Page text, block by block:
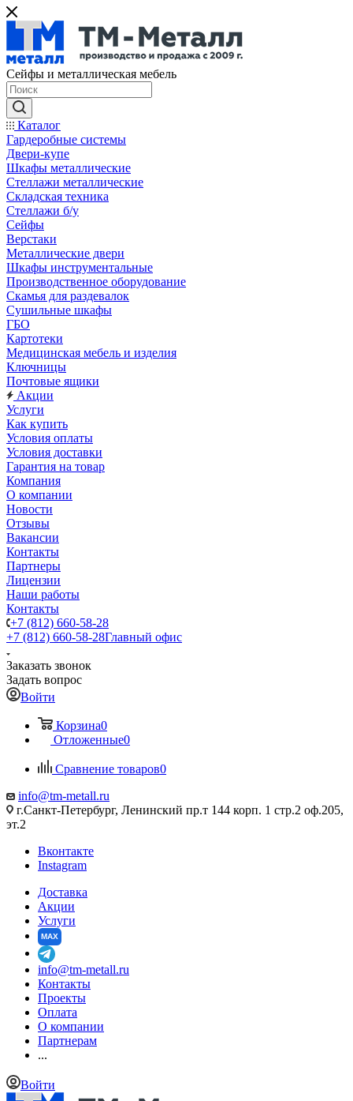
Сейфы и металлическая мебель
Каталог
Гардеробные системы
Двери-купе
Шкафы металлические
Стеллажи металлические
Складская техника
Стеллажи б/у
Сейфы
Верстаки
Металлические двери
Шкафы инструментальные
Производственное оборудование
Скамья для раздевалок
Сушильные шкафы
ГБО
Картотеки
Медицинская мебель и изделия
Ключницы
Почтовые ящики
Акции
Услуги
Как купить
Условия оплаты
Условия доставки
Гарантия на товар
Компания
О компании
Новости
Отзывы
Вакансии
Контакты
Партнеры
Лицензии
Наши работы
Контакты
+7 (812) 660-58-28
+7 (812) 660-58-28Главный офис
Заказать звонок
Задать вопрос
Войти
Корзина0
Отложенные0
Сравнение товаров0
info@tm-metall.ru
г.Санкт-Петербург, Ленинский пр.т 144 корп. 1 стр.2 оф.205,
эт.2
Вконтакте
Instagram
Доставка
Акции
Услуги
MAX
info@tm-metall.ru
Контакты
Проекты
Оплата
О компании
Партнерам
...
Войти